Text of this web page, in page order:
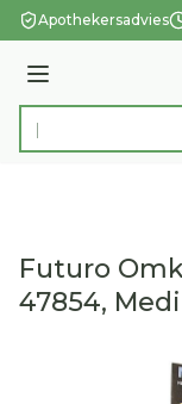
Ga naar de
Apothekersadvies
Menu
Product, merk,
Futuro
47854,